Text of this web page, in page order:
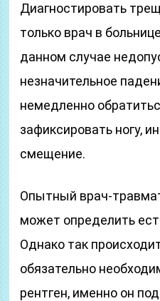
Диагностировать
только врач в
данном случае
незначительное
немедленно
зафиксировать ногу,
смещение.
Опытный врач-
может определить
Однако так
обязательно
рентген, именно он